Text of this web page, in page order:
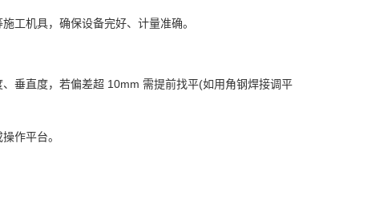
机具，确保设备完好、计量准确。
直度，若偏差超 10mm 需提前找平(如用角钢焊接调平
作平台。